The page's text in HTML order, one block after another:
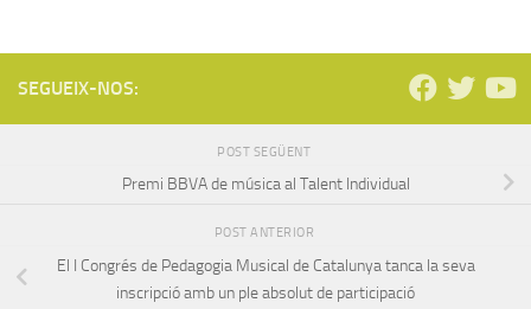
SEGUEIX-NOS:
POST SEGÜENT
Premi BBVA de música al Talent Individual
POST ANTERIOR
El I Congrés de Pedagogia Musical de Catalunya tanca la seva
inscripció amb un ple absolut de participació